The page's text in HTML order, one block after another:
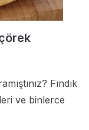
Fındık
ve binlerce